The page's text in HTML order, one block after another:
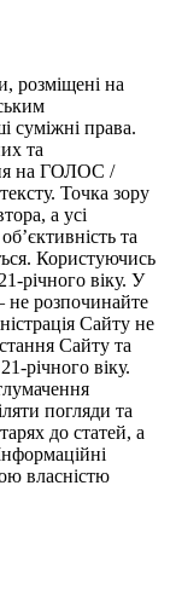
розміщені на
суміжні права.
та
на ГОЛОС /
Точка зору
а усі
та
Користуючись
річного віку. У
не розпочинайте
Сайту не
Сайту та
річного віку.
погляди та
до статей, а
власністю